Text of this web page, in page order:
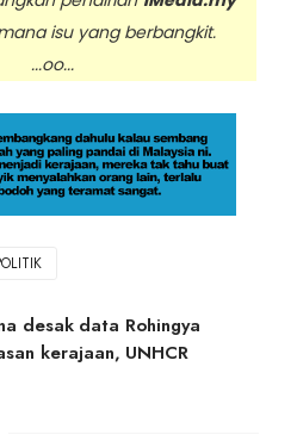
isu yang berbangkit.
desak data Rohingya
kerajaan, UNHCR